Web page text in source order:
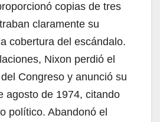
copias de tres
claramente su
cobertura del escándalo.
Nixon perdió el
Congreso y anunció su
agosto de 1974, citando
político. Abandonó el